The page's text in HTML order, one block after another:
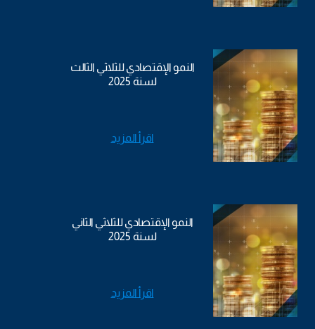
النمو الإقتصادي للثلاثي الثالث
لسنة 2025
اقرأ المزيد
النمو الإقتصادي للثلاثي الثاني
لسنة 2025
اقرأ المزيد